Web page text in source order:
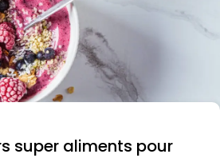
super aliments pour